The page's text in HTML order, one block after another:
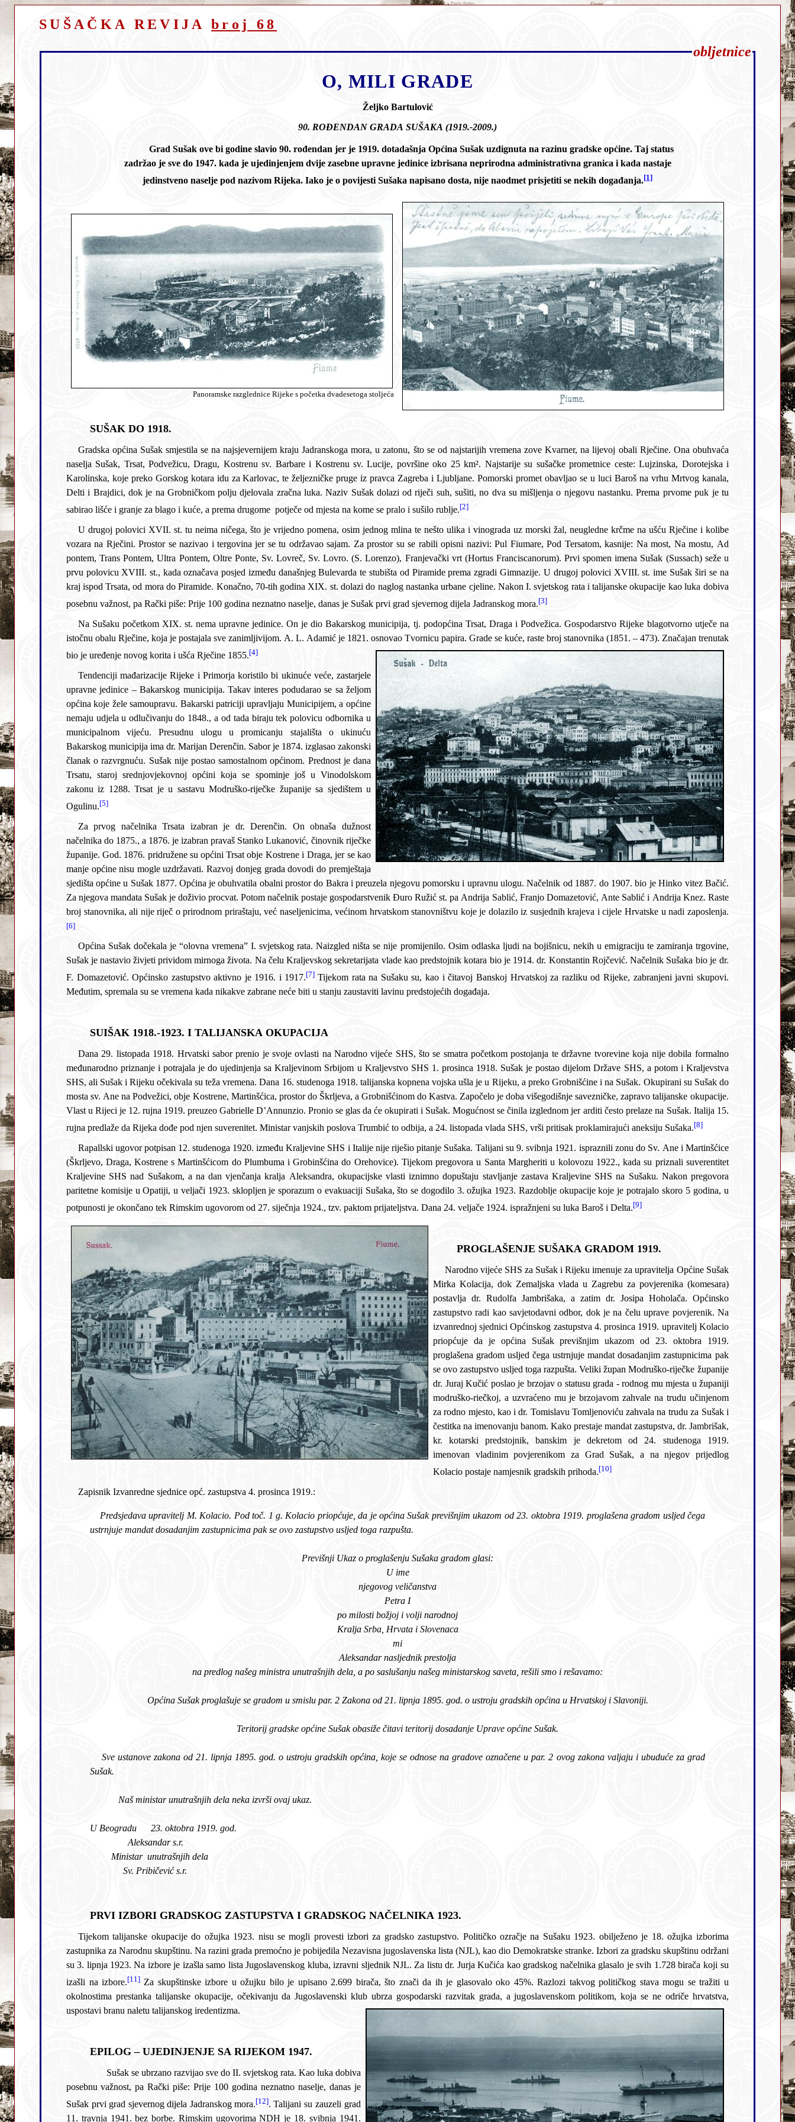
SUŠAČKA REVIJA broj 68
obljetnice
O, MILI GRADE
Željko Bartulović
90. ROĐENDAN GRADA SUŠAKA (1919.-2009.)
Grad Sušak ove bi godine slavio 90. rođendan jer je 1919. dotadašnja Općina Sušak uzdignuta na razinu gradske općine. Taj status
zadržao je sve do 1947. kada je ujedinjenjem dvije zasebne upravne jedinice izbrisana neprirodna administrativna granica i kada nastaje
jedinstveno naselje pod nazivom Rijeka. Iako je o povijesti Sušaka napisano dosta, nije naodmet prisjetiti se nekih događanja.[1]
Panoramske razglednice Rijeke s početka dvadesetoga stoljeća
SUŠAK DO 1918.
Gradska općina Sušak smjestila se na najsjevernijem kraju Jadranskoga mora, u zatonu, što se od najstarijih vremena zove Kvarner, na lijevoj obali Rječine. Ona obuhvaća
naselja Sušak, Trsat, Podvežicu, Dragu, Kostrenu sv. Barbare i Kostrenu sv. Lucije, površine oko 25 km². Najstarije su sušačke prometnice ceste: Lujzinska, Dorotejska i
Karolinska, koje preko Gorskog kotara idu za Karlovac, te željezničke pruge iz pravca Zagreba i Ljubljane. Pomorski promet obavljao se u luci Baroš na vrhu Mrtvog kanala,
Delti i Brajdici, dok je na Grobničkom polju djelovala zračna luka. Naziv Sušak dolazi od riječi suh, sušiti, no dva su mišljenja o njegovu nastanku. Prema prvome puk je tu
sabirao lišće i granje za blago i kuće, a prema drugome potječe od mjesta na kome se pralo i sušilo rublje.[2]
U drugoj polovici XVII. st. tu neima ničega, što je vrijedno pomena, osim jednog mlina te nešto ulika i vinograda uz morski žal, neugledne krčme na ušću Rječine i kolibe
vozara na Rječini. Prostor se nazivao i tergovina jer se tu održavao sajam. Za prostor su se rabili opisni nazivi: Pul Fiumare, Pod Tersatom, kasnije: Na most, Na mostu, Ad
pontem, Trans Pontem, Ultra Pontem, Oltre Ponte, Sv. Lovreč, Sv. Lovro. (S. Lorenzo), Franjevački vrt (Hortus Franciscanorum). Prvi spomen imena Sušak (Sussach) seže u
prvu polovicu XVIII. st., kada označava posjed između današnjeg Bulevarda te stubišta od Piramide prema zgradi Gimnazije. U drugoj polovici XVIII. st. ime Sušak širi se na
kraj ispod Trsata, od mora do Piramide. Konačno, 70-tih godina XIX. st. dolazi do naglog nastanka urbane cjeline. Nakon I. svjetskog rata i talijanske okupacije kao luka dobiva
posebnu važnost, pa Rački piše: Prije 100 godina neznatno naselje, danas je Sušak prvi grad sjevernog dijela Jadranskog mora.[3]
Na Sušaku početkom XIX. st. nema upravne jedinice. On je dio Bakarskog municipija, tj. podopćina Trsat, Draga i Podvežica. Gospodarstvo Rijeke blagotvorno utječe na
istočnu obalu Rječine, koja je postajala sve zanimljivijom. A. L. Adamić je 1821. osnovao Tvornicu papira. Grade se kuće, raste broj stanovnika (1851. – 473). Značajan trenutak
bio je uređenje novog korita i ušća Rječine 1855.[4]
Tendenciji mađarizacije Rijeke i Primorja koristilo bi ukinuće veće, zastarjele
upravne jedinice – Bakarskog municipija. Takav interes podudarao se sa željom
općina koje žele samoupravu. Bakarski patriciji upravljaju Municipijem, a općine
nemaju udjela u odlučivanju do 1848., a od tada biraju tek polovicu odbornika u
municipalnom vijeću. Presudnu ulogu u promicanju stajališta o ukinuću
Bakarskog municipija ima dr. Marijan Derenčin. Sabor je 1874. izglasao zakonski
članak o razvrgnuću. Sušak nije postao samostalnom općinom. Prednost je dana
Trsatu, staroj srednjovjekovnoj općini koja se spominje još u Vinodolskom
zakonu iz 1288. Trsat je u sastavu Modruško-riječke županije sa sjedištem u
Ogulinu.[5]
Za prvog načelnika Trsata izabran je dr. Derenčin. On obnaša dužnost
načelnika do 1875., a 1876. je izabran pravaš Stanko Lukanović, činovnik riječke
županije. God. 1876. pridružene su općini Trsat obje Kostrene i Draga, jer se kao
manje općine nisu mogle uzdržavati. Razvoj donjeg grada dovodi do premještaja
sjedišta općine u Sušak 1877. Općina je obuhvatila obalni prostor do Bakra i preuzela njegovu pomorsku i upravnu ulogu. Načelnik od 1887. do 1907. bio je Hinko vitez Bačić.
Za njegova mandata Sušak je doživio procvat. Potom načelnik postaje gospodarstvenik Đuro Ružić st. pa Andrija Sablić, Franjo Domazetović, Ante Sablić i Andrija Knez. Raste
broj stanovnika, ali nije riječ o prirodnom priraštaju, već naseljenicima, većinom hrvatskom stanovništvu koje je dolazilo iz susjednih krajeva i cijele Hrvatske u nadi zaposlenja.
[6]
Općina Sušak dočekala je “olovna vremena” I. svjetskog rata. Naizgled ništa se nije promijenilo. Osim odlaska ljudi na bojišnicu, nekih u emigraciju te zamiranja trgovine,
Sušak je nastavio živjeti prividom mirnoga života. Na čelu Kraljevskog sekretarijata vlade kao predstojnik kotara bio je 1914. dr. Konstantin Rojčević. Načelnik Sušaka bio je dr.
F. Domazetović. Općinsko zastupstvo aktivno je 1916. i 1917.[7]
Međutim, spremala su se vremena kada nikakve zabrane neće biti u stanju zaustaviti lavinu predstojećih događaja.
SUIŠAK 1918.-1923. I TALIJANSKA OKUPACIJA
Dana 29. listopada 1918. Hrvatski sabor prenio je svoje ovlasti na Narodno vijeće SHS, što se smatra početkom postojanja te državne tvorevine koja nije dobila formalno
međunarodno priznanje i potrajala je do ujedinjenja sa Kraljevinom Srbijom u Kraljevstvo SHS 1. prosinca 1918. Sušak je postao dijelom Države SHS, a potom i Kraljevstva
SHS, ali Sušak i Rijeku očekivala su teža vremena. Dana 16. studenoga 1918. talijanska kopnena vojska ušla je u Rijeku, a preko Grobnišćine i na Sušak. Okupirani su Sušak do
mosta sv. Ane na Podvežici, obje Kostrene, Martinšćica, prostor do Škrljeva, a Grobnišćinom do Kastva. Započelo je doba višegodišnje savezničke, zapravo talijanske okupacije.
Vlast u Rijeci je 12. rujna 1919. preuzeo Gabrielle D’Annunzio. Pronio se glas da će okupirati i Sušak. Mogućnost se činila izglednom jer arditi često prelaze na Sušak. Italija 15.
rujna predlaže da Rijeka dođe pod njen suverenitet. Ministar vanjskih poslova Trumbić to odbija, a 24. listopada vlada SHS, vrši pritisak proklamirajući aneksiju Sušaka.[8]
Rapallski ugovor potpisan 12. studenoga 1920. između Kraljevine SHS i Italije nije riješio pitanje Sušaka. Talijani su 9. svibnja 1921. ispraznili zonu do Sv. Ane i Martinšćice
(Škrljevo, Draga, Kostrene s Martinšćicom do Plumbuma i Grobinšćina do Orehovice). Tijekom pregovora u Santa Margheriti u kolovozu 1922., kada su priznali suverentitet
Kraljevine SHS nad Sušakom, a na dan vjenčanja kralja Aleksandra, okupacijske vlasti iznimno dopuštaju stavljanje zastava Kraljevine SHS na Sušaku. Nakon pregovora
paritetne komisije u Opatiji, u veljači 1923. sklopljen je sporazum o evakuaciji Sušaka, što se dogodilo 3. ožujka 1923. Razdoblje okupacije koje je potrajalo skoro 5 godina, u
potpunosti je okončano tek Rimskim ugovorom od 27. siječnja 1924., tzv. paktom prijateljstva. Dana 24. veljače 1924. ispražnjeni su luka Baroš i Delta.[9]
PROGLAŠENJE SUŠAKA GRADOM 1919.
Narodno vijeće SHS za Sušak i Rijeku imenuje za upravitelja Općine Sušak
Mirka Kolacija, dok Zemaljska vlada u Zagrebu za povjerenika (komesara)
postavlja dr. Rudolfa Jambrišaka, a zatim dr. Josipa Hoholača. Općinsko
zastupstvo radi kao savjetodavni odbor, dok je na čelu uprave povjerenik. Na
izvanrednoj sjednici Općinskog zastupstva 4. prosinca 1919. upravitelj Kolacio
priopćuje da je općina Sušak previšnjim ukazom od 23. oktobra 1919.
proglašena gradom usljed čega ustrnjuje mandat dosadanjim zastupnicima pak
se ovo zastupstvo usljed toga razpušta. Veliki župan Modruško-riječke županije
dr. Juraj Kučić poslao je brzojav o statusu grada - rodnog mu mjesta u županiji
modruško-riečkoj, a uzvraćeno mu je brzojavom zahvale na trudu učinjenom
za rodno mjesto, kao i dr. Tomislavu Tomljenoviću zahvala na trudu za Sušak i
čestitka na imenovanju banom. Kako prestaje mandat zastupstva, dr. Jambrišak,
kr. kotarski predstojnik, banskim je dekretom od 24. studenoga 1919.
imenovan vladinim povjerenikom za Grad Sušak, a na njegov prijedlog
Kolacio postaje namjesnik gradskih prihoda.[10]
Zapisnik Izvanredne sjednice opć. zastupstva 4. prosinca 1919.:
ustrnjuje mandat dosadanjim zastupnicima pak se ovo zastupstvo usljed toga razpušta.
Previšnji Ukaz o proglašenju Sušaka gradom glasi:
U ime
njegovog veličanstva
Petra I
po milosti božjoj i volji narodnoj
Kralja Srba, Hrvata i Slovenaca
mi
Aleksandar nasljednik prestolja
na predlog našeg ministra unutrašnjih dela, a po saslušanju našeg ministarskog saveta, rešili smo i rešavamo:
Općina Sušak proglašuje se gradom u smislu par. 2 Zakona od 21. lipnja 1895. god. o ustroju gradskih općina u Hrvatskoj i Slavoniji.
Teritorij gradske općine Sušak obasiže čitavi teritorij dosadanje Uprave općine Sušak.
Sušak.
Naš ministar unutrašnjih dela neka izvrši ovaj ukaz.
U Beogradu 23. oktobra 1919. god.
Aleksandar s.r.
Ministar unutrašnjih dela
Sv. Pribičević s.r.
PRVI IZBORI GRADSKOG ZASTUPSTVA I GRADSKOG NAČELNIKA 1923.
Tijekom talijanske okupacije do ožujka 1923. nisu se mogli provesti izbori za gradsko zastupstvo. Političko ozračje na Sušaku 1923. obilježeno je 18. ožujka izborima
zastupnika za Narodnu skupštinu. Na razini grada premoćno je pobijedila Nezavisna jugoslavenska lista (NJL), kao dio Demokratske stranke. Izbori za gradsku skupštinu održani
su 3. lipnja 1923. Na izbore je izašla samo lista Jugoslavenskog kluba, izravni sljednik NJL. Za listu dr. Jurja Kučića kao gradskog načelnika glasalo je svih 1.728 birača koji su
izašli na izbore.[11]
okolnostima prestanka talijanske okupacije, očekivanju da Jugoslavenski klub ubrza gospodarski razvitak grada, a jugoslavenskom politikom, koja se ne odriče hrvatstva,
uspostavi branu naletu talijanskog iredentizma.
EPILOG – UJEDINJENJE SA RIJEKOM 1947.
Sušak se ubrzano razvijao sve do II. svjetskog rata. Kao luka dobiva
posebnu važnost, pa Rački piše: Prije 100 godina neznatno naselje, danas je
Sušak prvi grad sjevernog dijela Jadranskog mora.[12]. Talijani su zauzeli grad
11. travnja 1941. bez borbe. Rimskim ugovorima NDH je 18. svibnja 1941.